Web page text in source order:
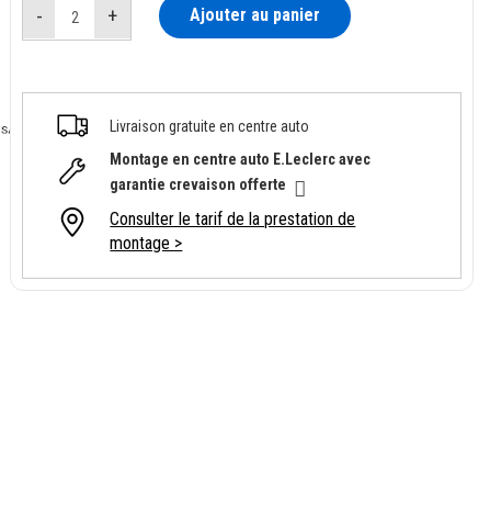
Ajouter au panier
Livraison gratuite en centre auto
Montage en centre auto E.Leclerc avec
garantie crevaison offerte
Consulter le tarif de la prestation de
montage >